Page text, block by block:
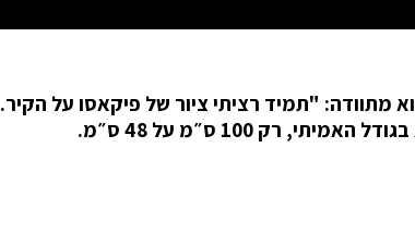
מתוודה: "תמיד רציתי ציור של פיקאסו על הקיר.